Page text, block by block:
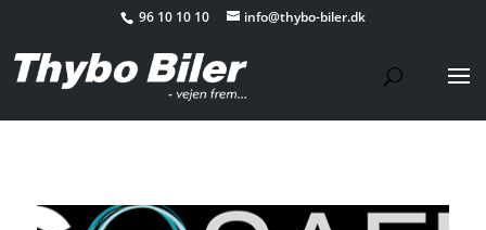
96 10 10 10 info@thybo-biler.dk